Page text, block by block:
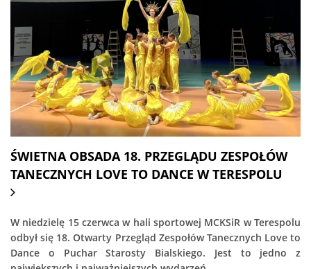
ŚWIETNA OBSADA 18. PRZEGLĄDU ZESPOŁÓW
TANECZNYCH LOVE TO DANCE W TERESPOLU
W niedzielę 15 czerwca w hali sportowej MCKSiR w Terespolu
odbył się 18. Otwarty Przegląd Zespołów Tanecznych Love to
Dance o Puchar Starosty Bialskiego. Jest to jedno z